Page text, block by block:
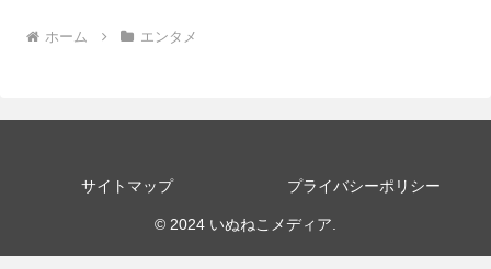
ホーム エンタメ
サイトマップ プライバシーポリシー
© 2024 いぬねこメディア.